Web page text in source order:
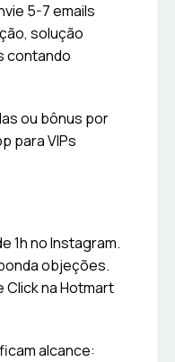
5-7 emails
solução
contando
ou bônus por
para VIPs
1h no Instagram.
objeções.
na Hotmart
alcance: